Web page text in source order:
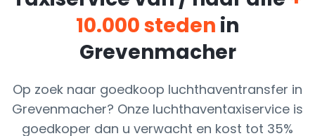
10.000 steden in
Grevenmacher
Op zoek naar goedkoop luchthaventransfer in
Grevenmacher? Onze luchthaventaxiservice is
goedkoper dan u verwacht en kost tot 35%